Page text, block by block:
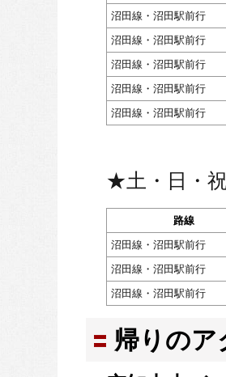
沼田線・沼田駅前行
沼田線・沼田駅前行
沼田線・沼田駅前行
沼田線・沼田駅前行
沼田線・沼田駅前行
★土・日・
路線
沼田線・沼田駅前行
沼田線・沼田駅前行
沼田線・沼田駅前行
帰りのア